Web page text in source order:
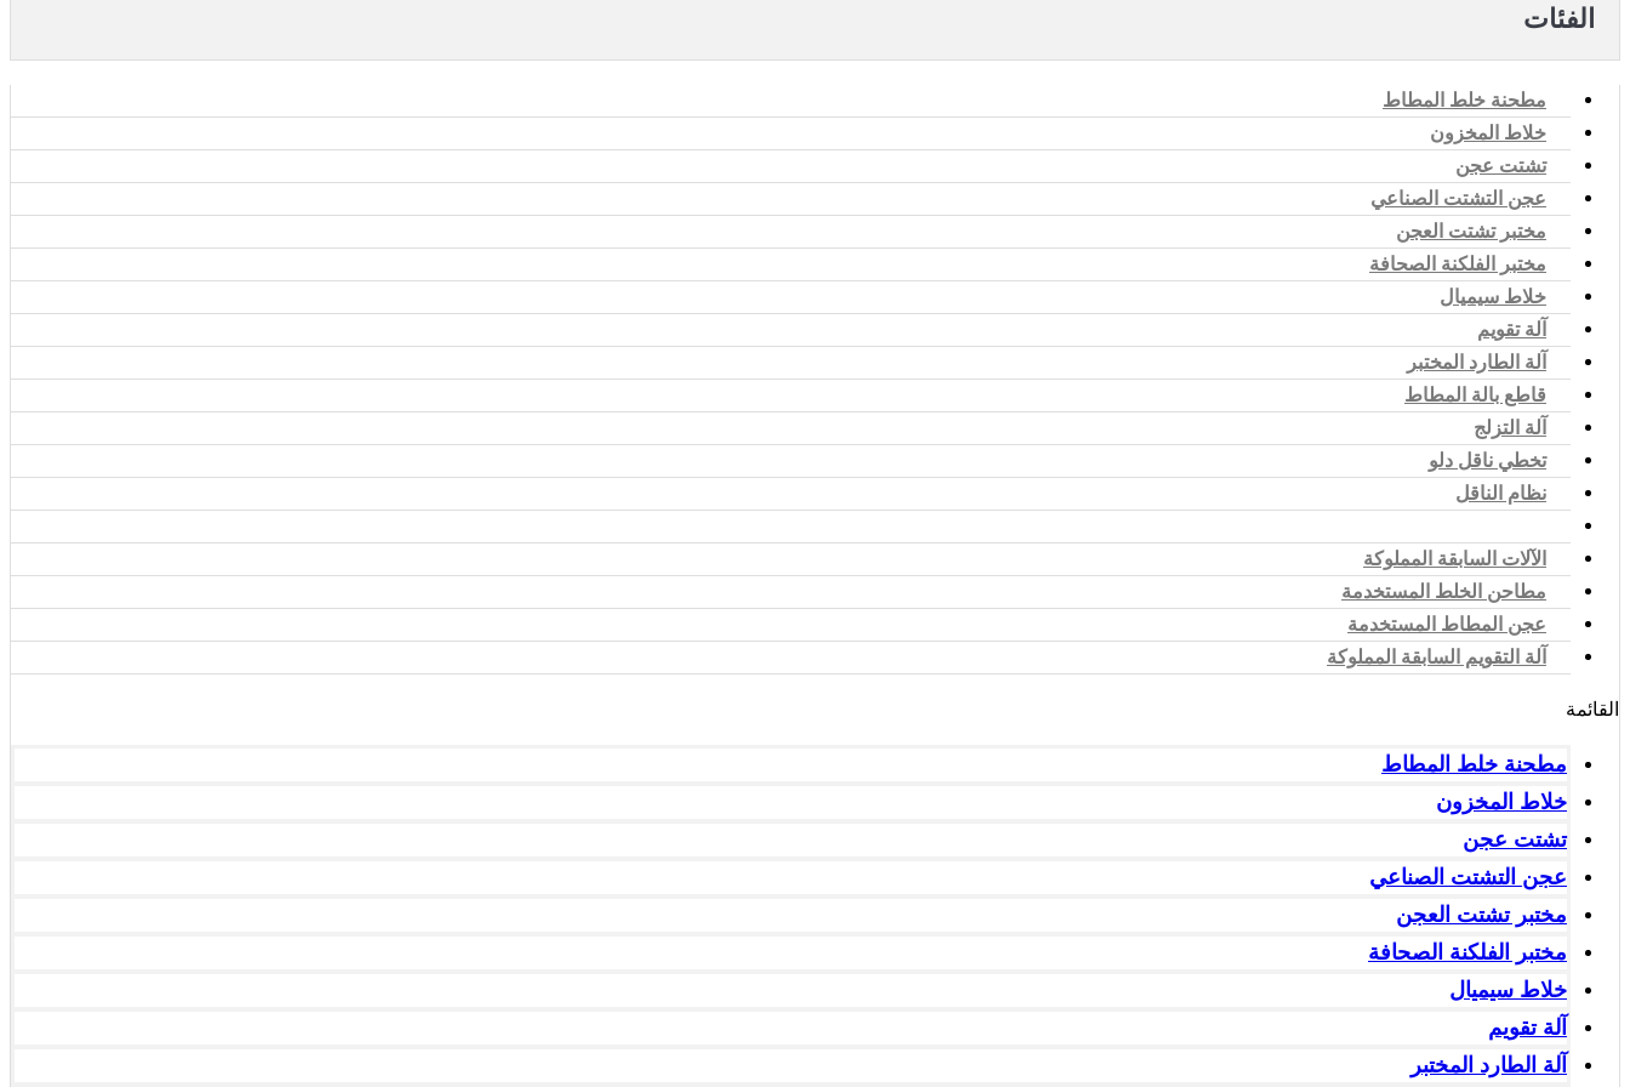
الفئات
مطحنة خلط المطاط
خلاط المخزون
تشتت عجن
عجن التشتت الصناعي
مختبر تشتت العجن
مختبر الفلكنة الصحافة
خلاط سيميال
آلة تقويم
آلة الطارد المختبر
قاطع بالة المطاط
آلة التزلج
تخطي ناقل دلو
نظام الناقل
الآلات السابقة المملوكة
مطاحن الخلط المستخدمة
عجن المطاط المستخدمة
آلة التقويم السابقة المملوكة
القائمة
مطحنة خلط المطاط
خلاط المخزون
تشتت عجن
عجن التشتت الصناعي
مختبر تشتت العجن
مختبر الفلكنة الصحافة
خلاط سيميال
آلة تقويم
آلة الطارد المختبر